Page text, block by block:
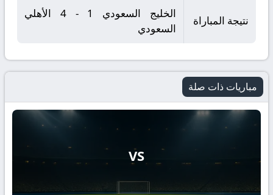
نتيجة المباراة
الخليج السعودي 1 - 4 الأهلي
السعودي
مباريات ذات صلة
VS